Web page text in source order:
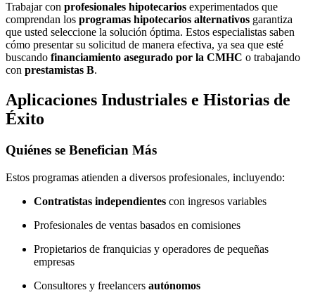
Trabajar con profesionales hipotecarios experimentados que
comprendan los programas hipotecarios alternativos garantiza
que usted seleccione la solución óptima. Estos especialistas saben
cómo presentar su solicitud de manera efectiva, ya sea que esté
buscando financiamiento asegurado por la CMHC o trabajando
con prestamistas B.
Aplicaciones Industriales e Historias de
Éxito
Quiénes se Benefician Más
Estos programas atienden a diversos profesionales, incluyendo:
Contratistas independientes con ingresos variables
Profesionales de ventas basados en comisiones
Propietarios de franquicias y operadores de pequeñas
empresas
Consultores y freelancers autónomos